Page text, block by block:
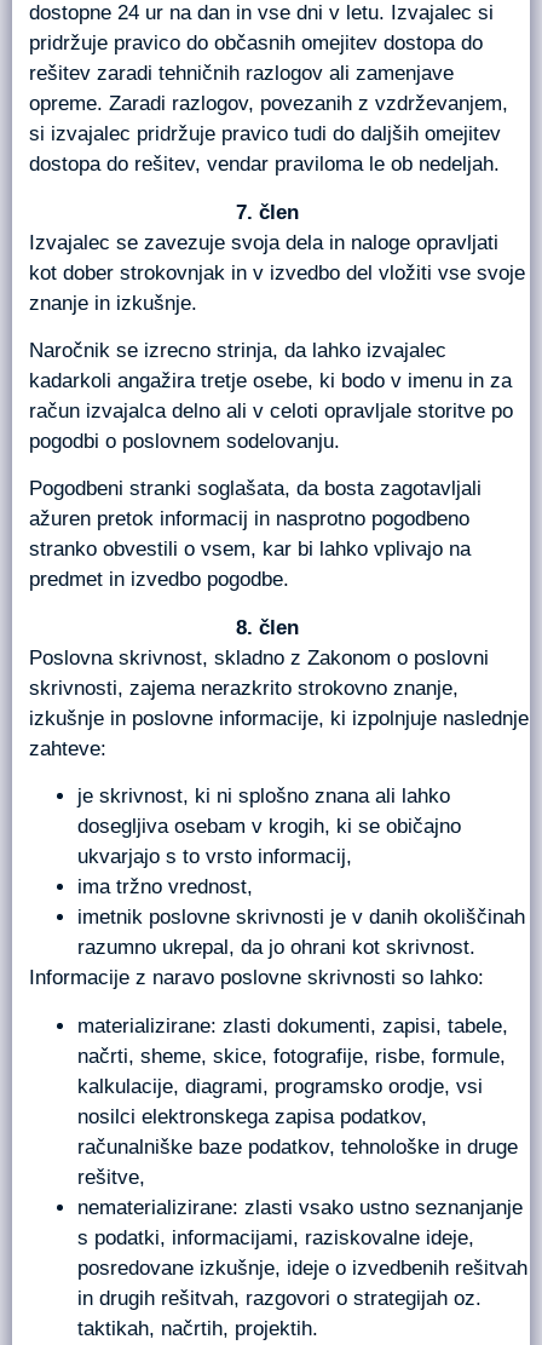
dostopne 24 ur na dan in vse dni v letu. Izvajalec si
pridržuje pravico do občasnih omejitev dostopa do
rešitev zaradi tehničnih razlogov ali zamenjave
opreme. Zaradi razlogov, povezanih z vzdrževanjem,
si izvajalec pridržuje pravico tudi do daljših omejitev
dostopa do rešitev, vendar praviloma le ob nedeljah.
člen
Izvajalec se zavezuje svoja dela in naloge opravljati
kot dober strokovnjak in v izvedbo del vložiti vse svoje
znanje in izkušnje.
Naročnik se izrecno strinja, da lahko izvajalec
kadarkoli angažira tretje osebe, ki bodo v imenu in za
račun izvajalca delno ali v celoti opravljale storitve po
pogodbi o poslovnem sodelovanju.
Pogodbeni stranki soglašata, da bosta zagotavljali
ažuren pretok informacij in nasprotno pogodbeno
stranko obvestili o vsem, kar bi lahko vplivajo na
predmet in izvedbo pogodbe.
člen
Poslovna skrivnost, skladno z Zakonom o poslovni
skrivnosti, zajema nerazkrito strokovno znanje,
izkušnje in poslovne informacije, ki izpolnjuje naslednje
zahteve:
je skrivnost, ki ni splošno znana ali lahko
dosegljiva osebam v krogih, ki se običajno
ukvarjajo s to vrsto informacij,
ima tržno vrednost,
imetnik poslovne skrivnosti je v danih okoliščinah
razumno ukrepal, da jo ohrani kot skrivnost.
Informacije z naravo poslovne skrivnosti so lahko:
materializirane: zlasti dokumenti, zapisi, tabele,
načrti, sheme, skice, fotografije, risbe, formule,
kalkulacije, diagrami, programsko orodje, vsi
nosilci elektronskega zapisa podatkov,
računalniške baze podatkov, tehnološke in druge
rešitve,
nematerializirane: zlasti vsako ustno seznanjanje
s podatki, informacijami, raziskovalne ideje,
posredovane izkušnje, ideje o izvedbenih rešitvah
in drugih rešitvah, razgovori o strategijah oz.
taktikah, načrtih, projektih.